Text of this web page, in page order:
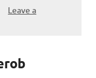
Leave a